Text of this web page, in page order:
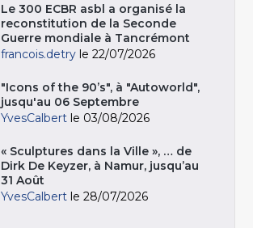
Le 300 ECBR asbl a organisé la
reconstitution de la Seconde
Guerre mondiale à Tancrémont
francois.detry le 22/07/2026
"Icons of the 90’s", à "Autoworld",
jusqu'au 06 Septembre
YvesCalbert le 03/08/2026
« Sculptures dans la Ville », … de
Dirk De Keyzer, à Namur, jusqu’au
31 Août
YvesCalbert le 28/07/2026